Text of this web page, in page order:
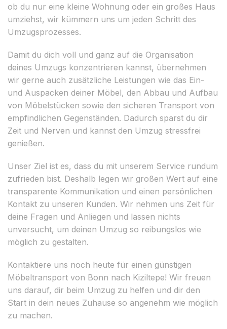
ob du nur eine kleine Wohnung oder ein großes Haus
umziehst, wir kümmern uns um jeden Schritt des
Umzugsprozesses.
Damit du dich voll und ganz auf die Organisation
deines Umzugs konzentrieren kannst, übernehmen
wir gerne auch zusätzliche Leistungen wie das Ein-
und Auspacken deiner Möbel, den Abbau und Aufbau
von Möbelstücken sowie den sicheren Transport von
empfindlichen Gegenständen. Dadurch sparst du dir
Zeit und Nerven und kannst den Umzug stressfrei
genießen.
Unser Ziel ist es, dass du mit unserem Service rundum
zufrieden bist. Deshalb legen wir großen Wert auf eine
transparente Kommunikation und einen persönlichen
Kontakt zu unseren Kunden. Wir nehmen uns Zeit für
deine Fragen und Anliegen und lassen nichts
unversucht, um deinen Umzug so reibungslos wie
möglich zu gestalten.
Kontaktiere uns noch heute für einen günstigen
Möbeltransport von Bonn nach Kiziltepe! Wir freuen
uns darauf, dir beim Umzug zu helfen und dir den
Start in dein neues Zuhause so angenehm wie möglich
zu machen.